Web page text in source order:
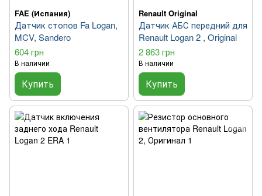
FAE (Испания)
Датчик стопов Fa Logan,
MCV, Sandero
604 грн
В наличии
Купить
Renault Original
Датчик АБС передний для
Renault Logan 2 , Original
2 863 грн
В наличии
Купить